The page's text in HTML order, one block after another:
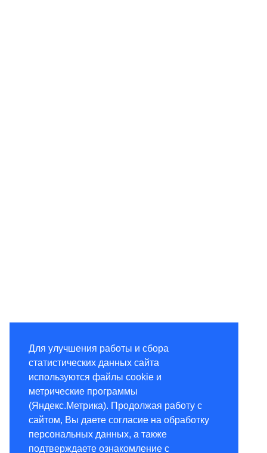
Для улучшения работы и сбора
статистических данных сайта
используются файлы cookie и
метрические программы
(Яндекс.Метрика). Продолжая работу с
сайтом, Вы даете согласие на обработку
персональных данных, а также
подтверждаете ознакомление с